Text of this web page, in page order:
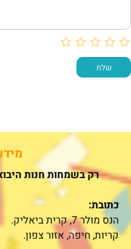
רק בשמחות חנות
כתובת:
הנס מולר 7, קרית ביאליק.
קריות, חיפה, אזור צפון.